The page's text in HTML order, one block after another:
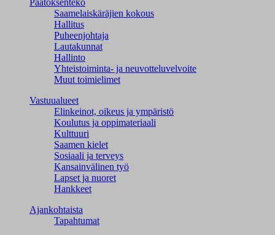
Saamelaiskäräjien kokous
Hallitus
Puheenjohtaja
Lautakunnat
Hallinto
Yhteistoiminta- ja neuvotteluvelvoite
Muut toimielimet
Vastuualueet
Elinkeinot, oikeus ja ympäristö
Koulutus ja oppimateriaali
Kulttuuri
Saamen kielet
Sosiaali ja terveys
Kansainvälinen työ
Lapset ja nuoret
Hankkeet
Ajankohtaista
Tapahtumat